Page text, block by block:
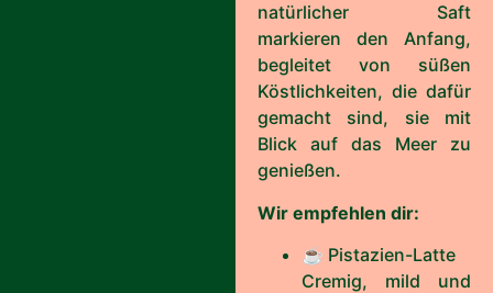
natürlicher Saft
markieren den Anfang,
begleitet von süßen
Köstlichkeiten, die dafür
gemacht sind, sie mit
Blick auf das Meer zu
genießen.
Wir empfehlen dir:
☕ Pistazien-Latte
Cremig, mild und